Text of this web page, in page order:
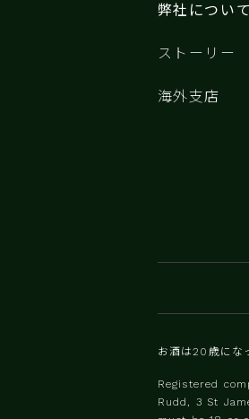
弊社について
ストーリー
海外支店
お酒は20歳にな
Registered
Rudd, 3 St